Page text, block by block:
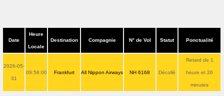
Date
Heure
Locale
Destination Compagnie N° de Vol Statut Ponctualité
2026-05-
31
09:56:00 Frankfurt All Nippon Airways NH 6168 Décollé
Retard de 1
heure et 26
minutes